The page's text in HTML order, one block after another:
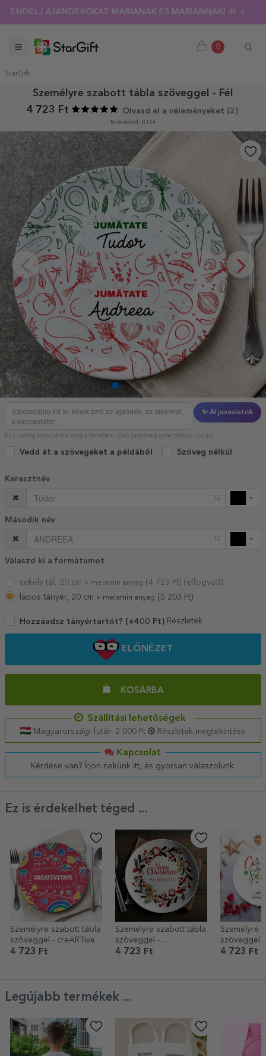
RENDELJ AJÁNDÉKOKAT MARIÁNAK ÉS MARIANNAK! 🎁 🍷
0
StarGift
Személyre szabott tábla szöveggel - Fél
4 723 Ft
Olvasd el a véleményeket (2 )
Termékkód: 8124
✨ AI javaslatok
Ez a szöveg nem jelenik meg a terméken. Csak javaslatok generálására szolgál.
Vedd át a szövegeket a példából Szöveg nélkül
Keresztnév
12
Második név
12
Válaszd ki a formátumot
sekély tál, 20 cm » melamin anyag ( 4 723 Ft) (elfogyott)
lapos tányér, 20 cm » melamin anyag (5 203 Ft)
Hozzáadsz tányértartót? (+400 Ft) Részletek
ELŐNÉZET
KOSÁRBA
Szállítási lehetőségek
Magyarországi futár: 2 000 Ft Részletek megtekintése
Kapcsolat
Kérdése van? Írjon nekünk itt, és gyorsan válaszolunk.
Ez is érdekelhet téged ...
Személyre szabott tábla
szöveggel - creARTive
4 723 Ft
Személyre szabott tábla
szöveggel -
Mézeskalács
4 723 Ft
Személyre
szöveggel -
4 723 Ft
Legújabb termékek ...